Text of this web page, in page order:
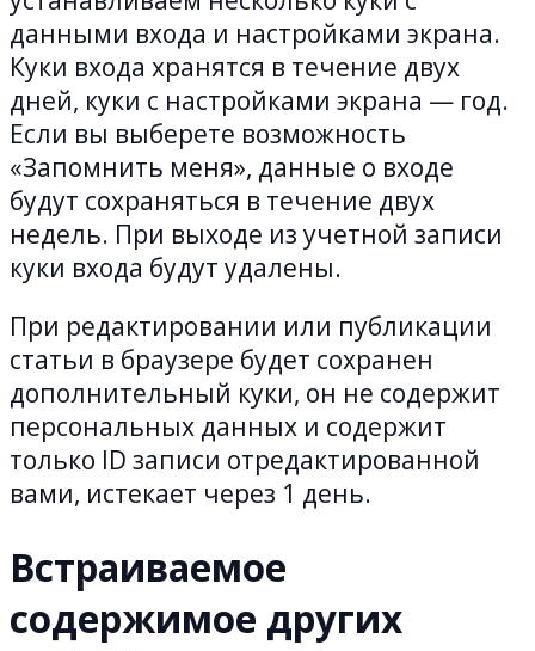
данными входа и настройками экрана.
Куки входа хранятся в течение двух
дней, куки с настройками экрана — год.
Если вы выберете возможность
«Запомнить меня», данные о входе
будут сохраняться в течение двух
недель. При выходе из учетной записи
куки входа будут удалены.
При редактировании или публикации
статьи в браузере будет сохранен
дополнительный куки, он не содержит
персональных данных и содержит
только ID записи отредактированной
вами, истекает через 1 день.
Встраиваемое
содержимое других